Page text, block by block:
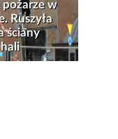
w
Ruszyła
ściany